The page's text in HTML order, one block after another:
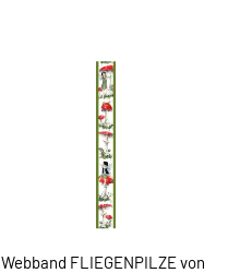
Webband FLIEGENPILZE von